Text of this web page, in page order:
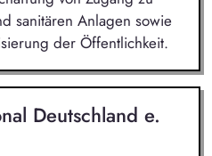
sanitären Anlagen sowie
der Öffentlichkeit.
Deutschland e.